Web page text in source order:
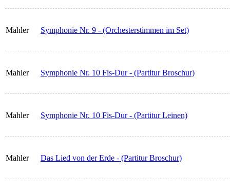
Mahler Symphonie Nr. 9 - (Orchesterstimmen im Set)
Mahler Symphonie Nr. 10 Fis-Dur - (Partitur Broschur)
Mahler Symphonie Nr. 10 Fis-Dur - (Partitur Leinen)
Mahler Das Lied von der Erde - (Partitur Broschur)